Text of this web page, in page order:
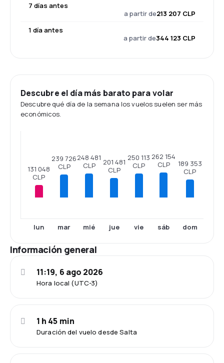
7 días antes
a partir de213 207 CLP
1 día antes
a partir de344 123 CLP
Descubre el día más barato para volar
Descubre qué día de la semana los vuelos suelen ser más
económicos.
131 048
CLP
lun
239 726
CLP
mar
248 481
CLP
mié
201 481
CLP
jue
250 113
CLP
vie
262 154
CLP
sáb
189 353
CLP
dom
Información general
Hora local (UTC-3)
11:19, 6 ago 2026
Duración del vuelo desde Salta
1 h 45 min